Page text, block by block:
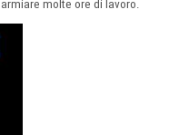
molte ore di lavoro.